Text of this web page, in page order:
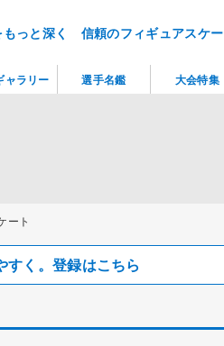
っと深く 信頼のフィギュアスケ
ート
く。登録はこちら
ャラリー 選手名鑑 大会特集